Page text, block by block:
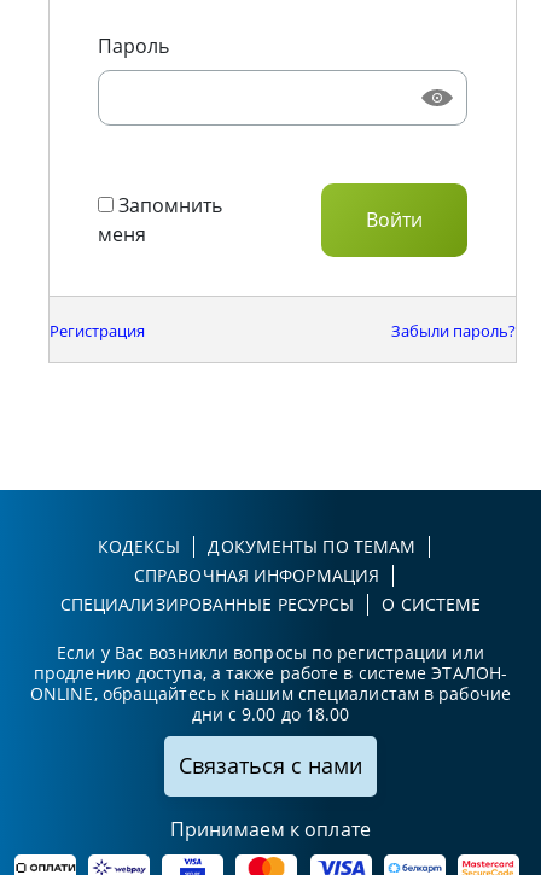
Пароль
Запомнить
меня
Регистрация Забыли пароль?
КОДЕКСЫ
ДОКУМЕНТЫ ПО ТЕМАМ
СПРАВОЧНАЯ ИНФОРМАЦИЯ
СПЕЦИАЛИЗИРОВАННЫЕ РЕСУРСЫ
О СИСТЕМЕ
Если у Вас возникли вопросы по регистрации или
продлению доступа, а также работе в системе ЭТАЛОН-
ONLINE, обращайтесь к нашим специалистам в рабочие
дни с 9.00 до 18.00
Связаться с нами
Принимаем к оплате